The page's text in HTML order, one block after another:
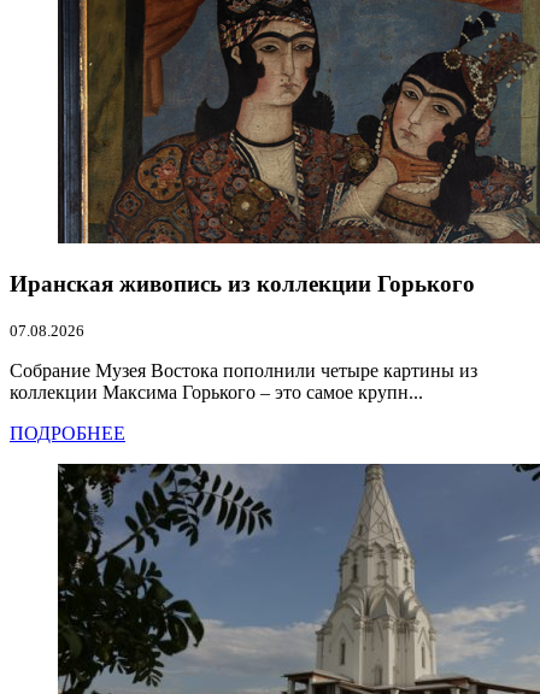
Иранская живопись из коллекции Горького
07.08.2026
Собрание Музея Востока пополнили четыре картины из
коллекции Максима Горького – это самое крупн...
ПОДРОБНЕЕ